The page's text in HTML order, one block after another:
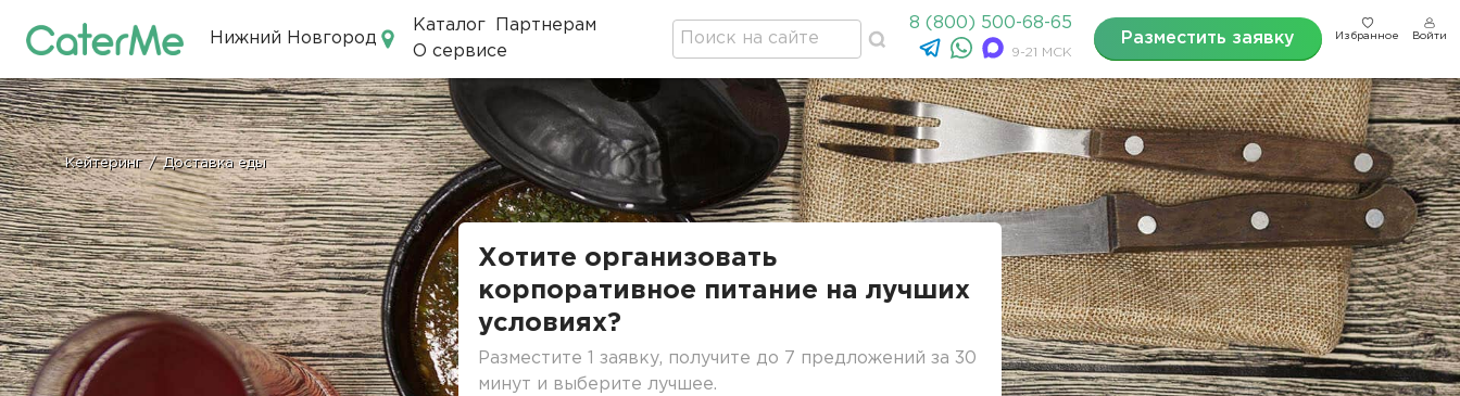
Нижний Новгород
Каталог
Партнерам
О сервисе
8 (800) 500-68-65
9-21 МСК
Разместить заявку Избранное Войти
Строка
навигации
Кейтеринг / Доставка еды
Хотите организовать
корпоративное питание на лучших
условиях?
Разместите 1 заявку, получите до 7 предложений за 30
минут и выберите лучшее.